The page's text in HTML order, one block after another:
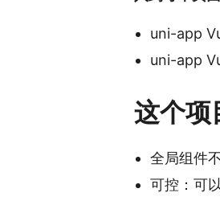
uni-app
uni-app
这个项
全局组件
可控：可